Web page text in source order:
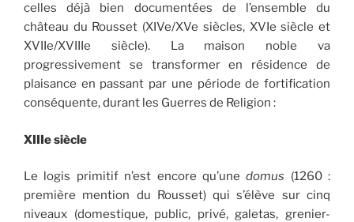
celles déjà bien documentées de l’ensemble du
château du Rousset (XIVe/XVe siècles, XVIe siècle et
XVIIe/XVIIIe siècle). La maison noble va
progressivement se transformer en résidence de
plaisance en passant par une période de fortification
conséquente, durant les Guerres de Religion :
XIIIe siècle
Le logis primitif n’est encore qu’unedomus (1260 :
première mention du Rousset) qui s’élève sur cinq
niveaux (domestique, public, privé, galetas, grenier-